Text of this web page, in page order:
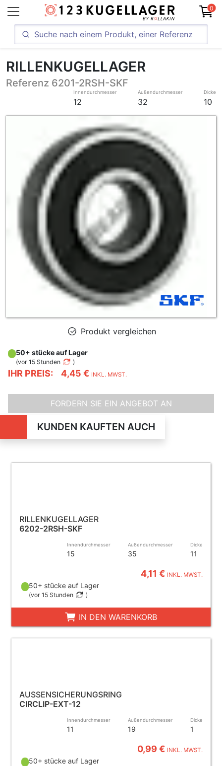
0
RILLENKUGELLAGER
Referenz 6201-2RSH-SKF
Innendurchmesser
12
Außendurchmesser
32
Dicke
10
Produkt vergleichen
IHR PREIS: 4,45 € INKL. MWST.
50+ stücke auf Lager
(vor 15 Stunden )
FORDERN SIE EIN ANGEBOT AN
KUNDEN KAUFTEN AUCH
RILLENKUGELLAGER
6202-2RSH-SKF
Innendurchmesser
15
Außendurchmesser
35
Dicke
11
4,11 € INKL. MWST.
50+ stücke auf Lager
(vor 15 Stunden )
IN DEN WARENKORB
AUSSENSICHERUNGSRING
CIRCLIP-EXT-12
Innendurchmesser
11
Außendurchmesser
19
Dicke
1
0,99 € INKL. MWST.
50+ stücke auf Lager